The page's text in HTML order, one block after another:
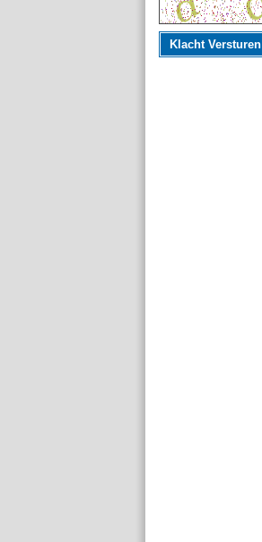
Klacht Versturen